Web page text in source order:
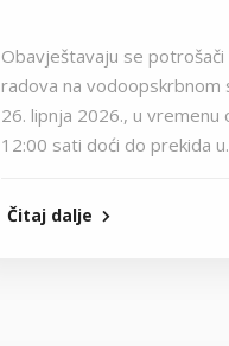
Obavještavaju se potrošači
radova na vodoopskrbnom
26. lipnja 2026., u vremenu
12:00 sati doći do prekida
Čitaj dalje